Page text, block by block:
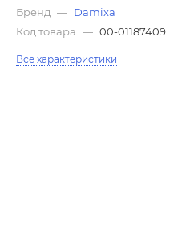
Бренд — Damixa
Код товара — 00-01187409
Все характеристики